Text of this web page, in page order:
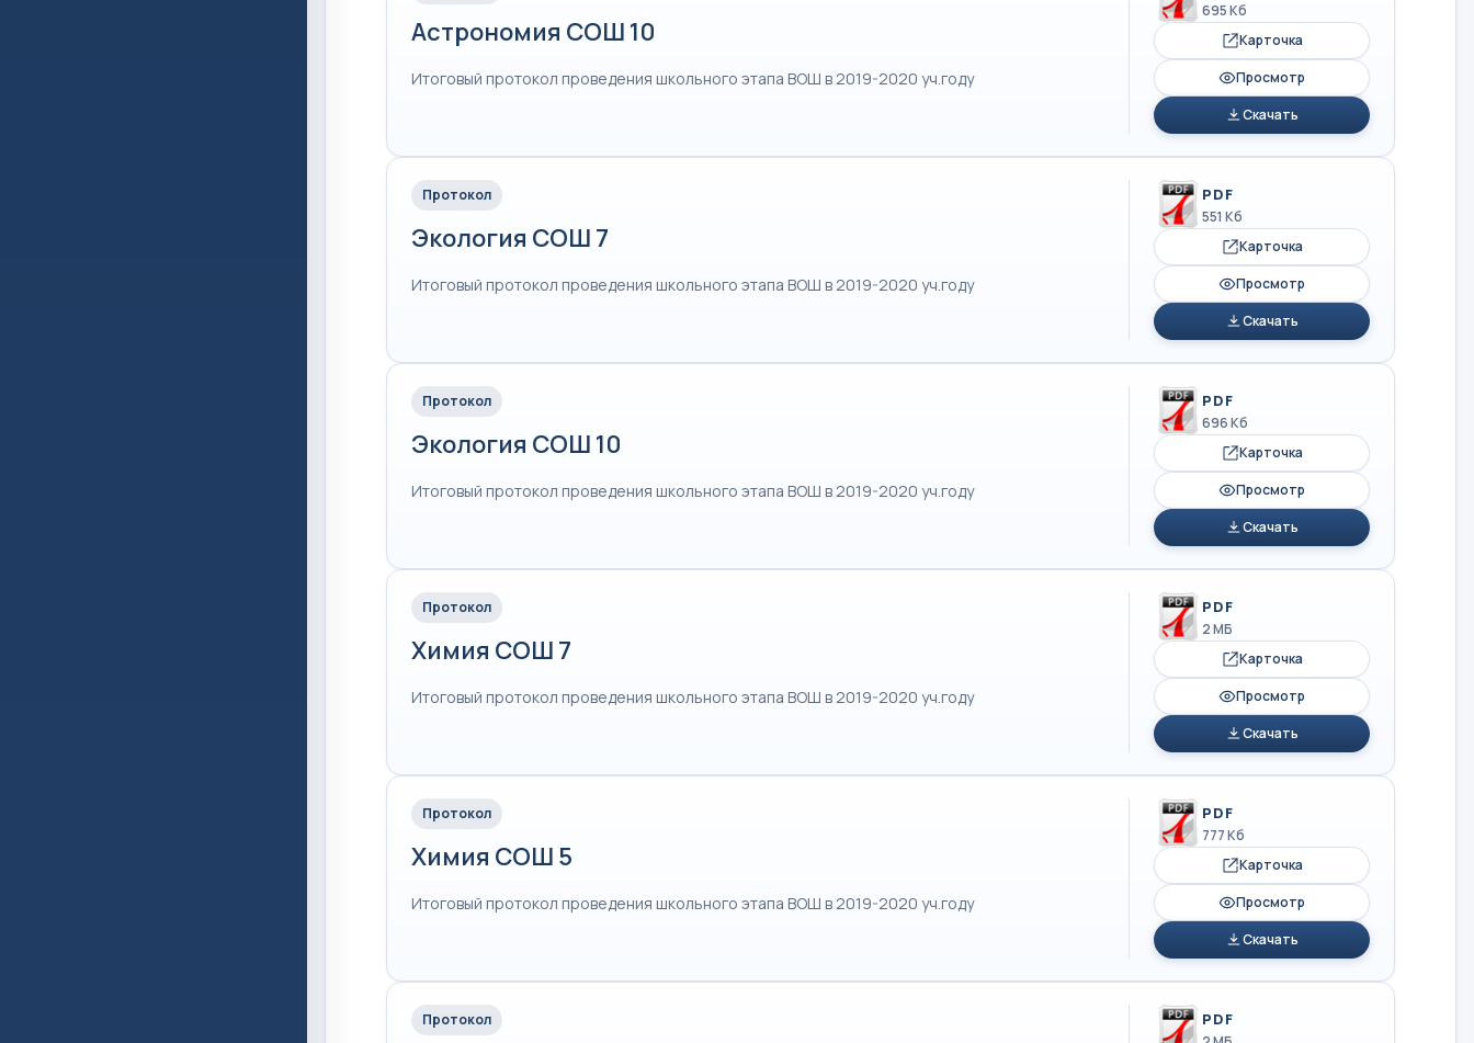
Астрономия СОШ 10
Итоговый протокол проведения школьного этапа ВОШ в 2019-2020 уч.году
695 Кб
Карточка
Просмотр
Скачать
Протокол
Экология СОШ 7
Итоговый протокол проведения школьного этапа ВОШ в 2019-2020 уч.году
PDF
551 Кб
Карточка
Просмотр
Скачать
Протокол
Экология СОШ 10
Итоговый протокол проведения школьного этапа ВОШ в 2019-2020 уч.году
PDF
696 Кб
Карточка
Просмотр
Скачать
Протокол
Химия СОШ 7
Итоговый протокол проведения школьного этапа ВОШ в 2019-2020 уч.году
PDF
2 МБ
Карточка
Просмотр
Скачать
Протокол
Химия СОШ 5
Итоговый протокол проведения школьного этапа ВОШ в 2019-2020 уч.году
PDF
777 Кб
Карточка
Просмотр
Скачать
Протокол PDF